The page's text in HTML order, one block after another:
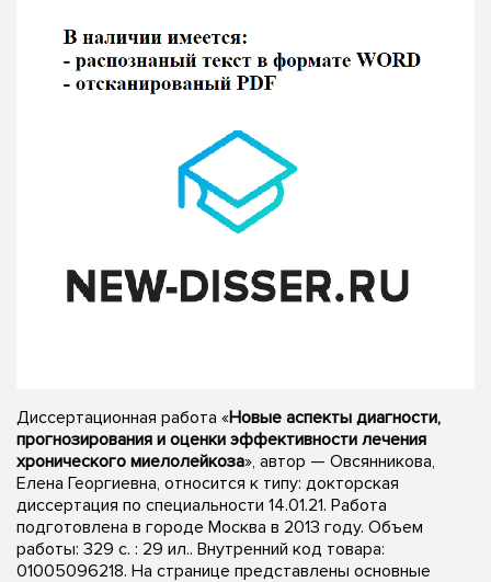
Диссертационная работа «Новые аспекты диагности,
прогнозирования и оценки эффективности лечения
хронического миелолейкоза», автор — Овсянникова,
Елена Георгиевна, относится к типу: докторская
диссертация по специальности 14.01.21. Работа
подготовлена в городе Москва в 2013 году. Объем
работы: 329 с. : 29 ил.. Внутренний код товара:
01005096218. На странице представлены основные